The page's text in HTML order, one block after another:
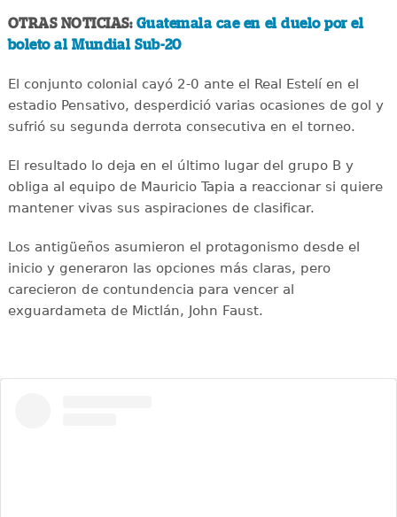
OTRAS NOTICIAS: Guatemala cae en el duelo por el
boleto al Mundial Sub-20
El conjunto colonial cayó 2-0 ante el Real Estelí en el
estadio Pensativo, desperdició varias ocasiones de gol y
sufrió su segunda derrota consecutiva en el torneo.
El resultado lo deja en el último lugar del grupo B y
obliga al equipo de Mauricio Tapia a reaccionar si quiere
mantener vivas sus aspiraciones de clasificar.
Los antigüeños asumieron el protagonismo desde el
inicio y generaron las opciones más claras, pero
carecieron de contundencia para vencer al
exguardameta de Mictlán, John Faust.